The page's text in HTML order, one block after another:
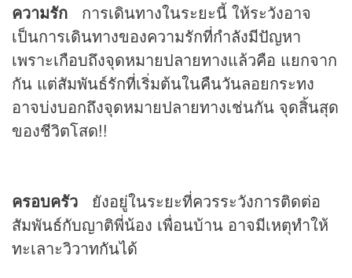
ความรัก การเดินทางในระยะนี้ ให้ระวังอาจ
เป็นการเดินทางของความรักที่กำลังมีปัญหา
เพราะเกือบถึงจุดหมายปลายทางแล้วคือ แยกจาก
กัน แต่สัมพันธ์รักที่เริ่มต้นในคืนวันลอยกระทง
อาจบ่งบอกถึงจุดหมายปลายทางเช่นกัน จุดสิ้นสุด
ของชีวิตโสด!!
ครอบครัว
ยังอยู่ในระยะที่ควรระวังการติดต่อ
สัมพันธ์กับญาติพี่น้อง เพื่อนบ้าน อาจมีเหตุทำให้
ทะเลาะวิวาทกันได้